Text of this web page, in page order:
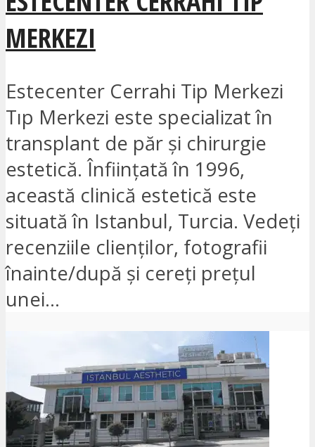
MERKEZI
Estecenter Cerrahi Tip Merkezi
Tıp Merkezi este specializat în
transplant de păr și chirurgie
estetică. Înființată în 1996,
această clinică estetică este
situată în Istanbul, Turcia. Vedeți
recenziile clienților, fotografii
înainte/după și cereți prețul
unei...